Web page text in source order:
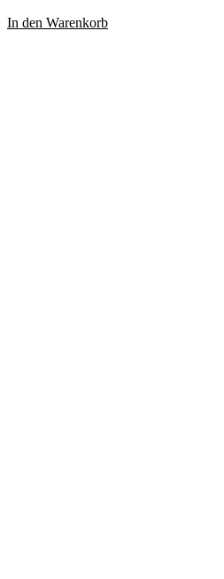
In den Warenkorb